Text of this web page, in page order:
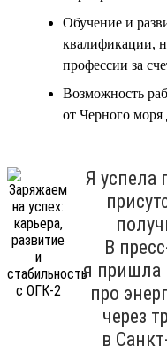
Обучение и
квалификации,
профессии за
Возможность
от Черного моря
Я успела
В
я пришла
про
через
в